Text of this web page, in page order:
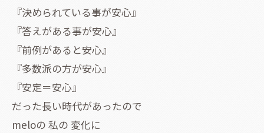
『決められている事が安心』
『答えがある事が安心』
『前例があると安心』
『多数派の方が安心』
『安定＝安心』
だった長い時代があったので
meloの 私の 変化に